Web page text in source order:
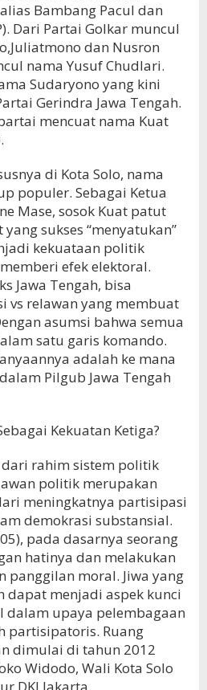
Bambang Pacul dan
Dari Partai Golkar muncul
dan Nusron
nama Yusuf Chudlari.
Sudaryono yang kini
Gerindra Jawa Tengah.
mencuat nama Kuat
di Kota Solo, nama
populer. Sebagai Ketua
Mase, sosok Kuat patut
sukses “menyatukan”
kekuataan politik
efek elektoral.
Jawa Tengah, bisa
vs relawan yang membuat
asumsi bahwa semua
satu garis komando.
adalah ke mana
Pilgub Jawa Tengah
Kekuatan Ketiga?
rahim sistem politik
politik merupakan
meningkatnya partisipasi
demokrasi substansial.
pada dasarnya seorang
hatinya dan melakukan
panggilan moral. Jiwa yang
menjadi aspek kunci
upaya pelembagaan
partisipatoris. Ruang
dimulai di tahun 2012
Widodo, Wali Kota Solo
DKI Jakarta.